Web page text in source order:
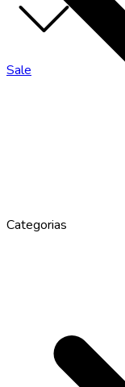
Sale
Categorias